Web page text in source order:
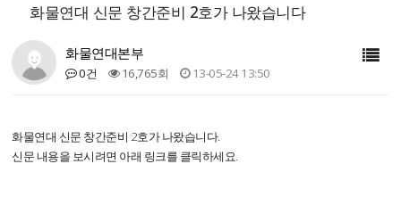
화물연대 신문 창간준비 2호가 나왔습니다
화물연대본부
0건 16,765회 13-05-24 13:50
화물연대 신문 창간준비 2호가 나왔습니다.
신문 내용을 보시려면 아래 링크를 클릭하세요.